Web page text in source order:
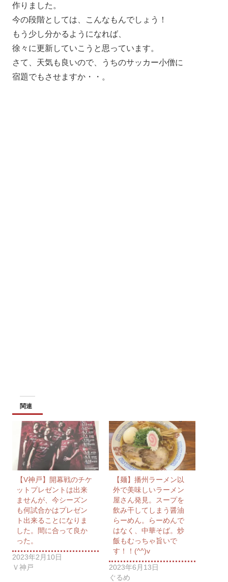
作りました。
今の段階としては、こんなもんでしょう！
もう少し分かるようになれば、
徐々に更新していこうと思っています。
さて、天気も良いので、うちのサッカー小僧に
宿題でもさせますか・・。
関連
【V神戸】開幕戦のチケ
ットプレゼントは出来
ませんが、今シーズン
も何試合かはプレゼン
ト出来ることになりま
した。間に合って良か
った。
2023年2月10日
Ｖ神戸
【麺】播州ラーメン以
外で美味しいラーメン
屋さん発見。スープを
飲み干してしまう醤油
らーめん。らーめんで
はなく、中華そば。炒
飯もむっちゃ旨いで
す！！(^^)v
2023年6月13日
ぐるめ